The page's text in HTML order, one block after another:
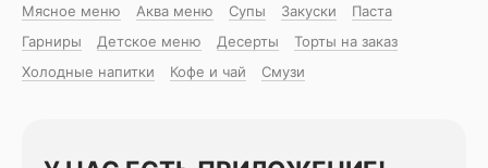
Мясное меню
Аква меню Супы Закуски
Паста
Гарниры
Детское меню Десерты
Торты на заказ
Холодные напитки
Кофе и чай Смузи